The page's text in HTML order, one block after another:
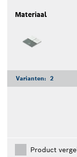
Materiaal
Varianten: 2
Product